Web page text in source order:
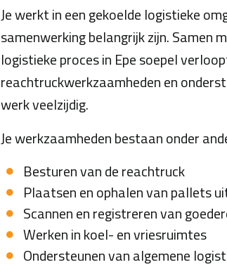
Je werkt in een gekoelde logistieke
samenwerking belangrijk zijn. Samen
logistieke proces in Epe soepel
reachtruckwerkzaamheden en
werk veelzijdig.
Je werkzaamheden bestaan onder
Besturen van de reachtruck
Plaatsen en ophalen van pallets
Scannen en registreren van
Werken in koel- en vriesruimtes
Ondersteunen van algemene